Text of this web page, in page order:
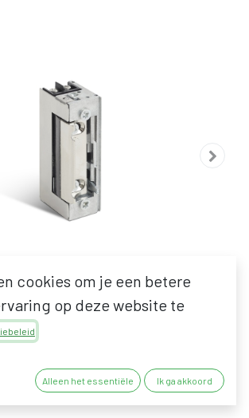
1700
cookies om je een betere
op deze website te
Alleen het essentiële Ik ga akkoord